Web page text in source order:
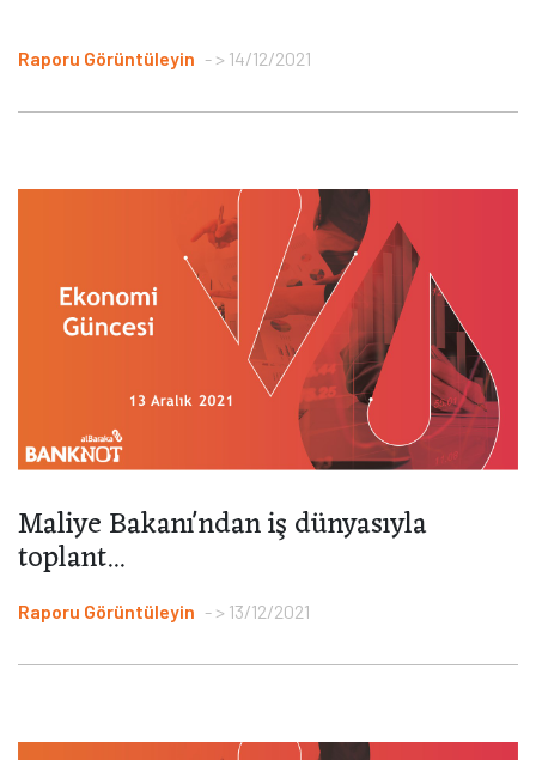
Raporu Görüntüleyin > 14/12/2021
Maliye Bakanı'ndan iş dünyasıyla
toplant...
Raporu Görüntüleyin > 13/12/2021